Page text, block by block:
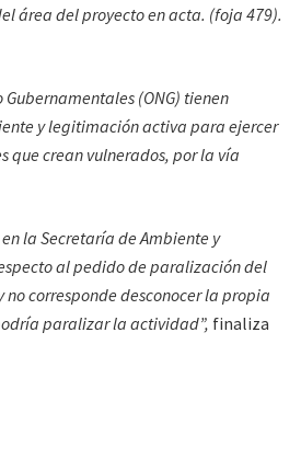
área del proyecto en acta. (foja 479).
Gubernamentales (ONG) tienen
y legitimación activa para ejercer
que crean vulnerados, por la vía
la Secretaría de Ambiente y
al pedido de paralización del
no corresponde desconocer la propia
paralizar la actividad”, finaliza